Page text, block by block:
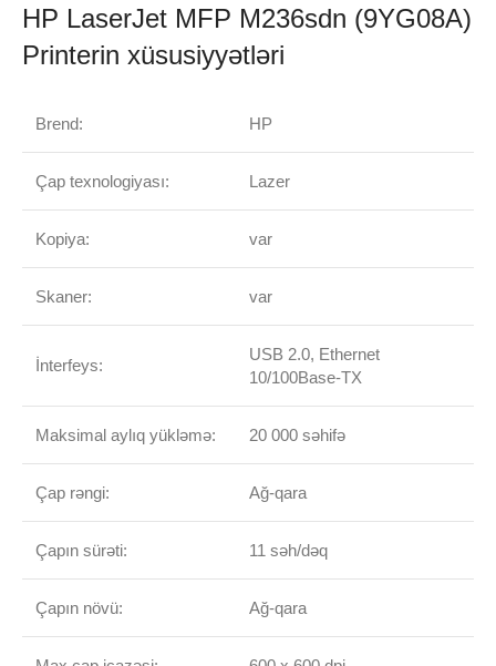
HP LaserJet MFP M236sdn (9YG08A)
Printerin xüsusiyyətləri
Brend: HP
Çap texnologiyası: Lazer
Kopiya: var
Skaner: var
İnterfeys:
USB 2.0, Ethernet
10/100Base-TX
Maksimal aylıq yükləmə: 20 000 səhifə
Çap rəngi: Ağ-qara
Çapın sürəti: 11 səh/dəq
Çapın növü: Ağ-qara